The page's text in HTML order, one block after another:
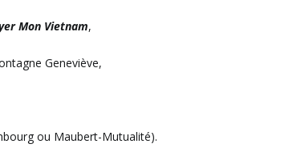
Mon Vietnam,
Geneviève,
ou Maubert-Mutualité).